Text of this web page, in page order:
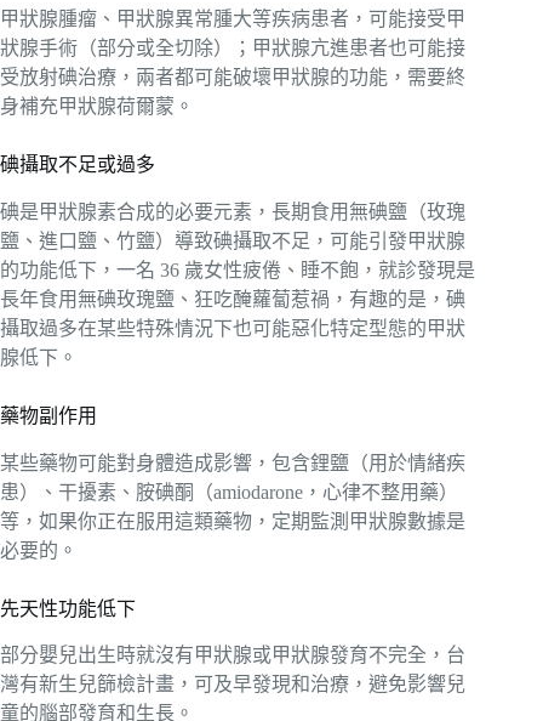
甲狀腺腫瘤、甲狀腺異常腫大等疾病患者，可能接受甲
狀腺手術（部分或全切除）；甲狀腺亢進患者也可能接
受放射碘治療，兩者都可能破壞甲狀腺的功能，需要終
身補充甲狀腺荷爾蒙。
碘攝取不足或過多
碘是甲狀腺素合成的必要元素，長期食用無碘鹽（玫瑰
鹽、進口鹽、竹鹽）導致碘攝取不足，可能引發甲狀腺
的功能低下，一名 36 歲女性疲倦、睡不飽，就診發現是
長年食用無碘玫瑰鹽、狂吃醃蘿蔔惹禍，有趣的是，碘
攝取過多在某些特殊情況下也可能惡化特定型態的甲狀
腺低下。
藥物副作用
某些藥物可能對身體造成影響，包含鋰鹽（用於情緒疾
患）、干擾素、胺碘酮（amiodarone，心律不整用藥）
等，如果你正在服用這類藥物，定期監測甲狀腺數據是
必要的。
先天性功能低下
部分嬰兒出生時就沒有甲狀腺或甲狀腺發育不完全，台
灣有新生兒篩檢計畫，可及早發現和治療，避免影響兒
童的腦部發育和生長。